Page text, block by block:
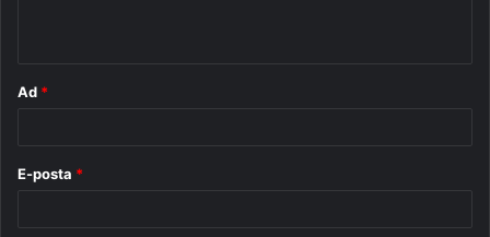
Ad *
E-posta *